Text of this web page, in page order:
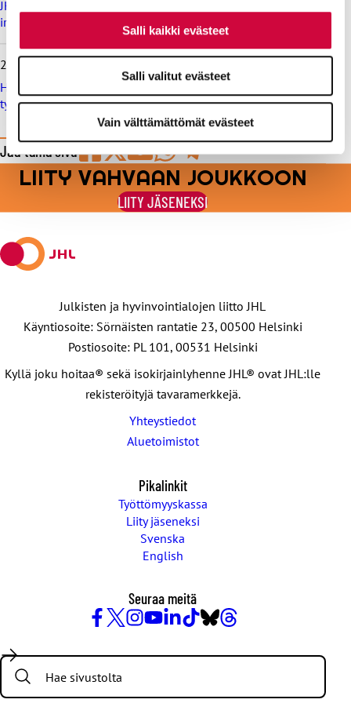
Salli kaikki evästeet
Salli valitut evästeet
Vain välttämättömät evästeet
JHL:lle voitto työtuomioistuimessa: raitiovaununkuljettaja
irtisanottiin laittomasti, saa korvausta yli 12 000 euroa
26.6.2026
Helsingin kaupungille sakko työtuomioistuimesta, syynä
työehtosopimuksen rikkominen
Jaa tämä sivu
Jaa
Facebookissa
Jaa
viestipalvelu
X:ssä
Jaa
sähköpostilla
Jaa
WhatsAppilla
Jaa
Telegramilla
LIITY VAHVAAN JOUKKOON
LIITY JÄSENEKSI
Julkisten ja hyvinvointialojen liitto JHL
Käyntiosoite: Sörnäisten rantatie 23, 00500 Helsinki
Postiosoite: PL 101, 00531 Helsinki
Kyllä joku hoitaa® sekä isokirjainlyhenne JHL® ovat JHL:lle
rekisteröityjä tavaramerkkejä.
Yhteystiedot
Aluetoimistot
Pikalinkit
Työttömyyskassa
Liity jäseneksi
Svenska
English
Seuraa meitä
/
Twitter
Search: